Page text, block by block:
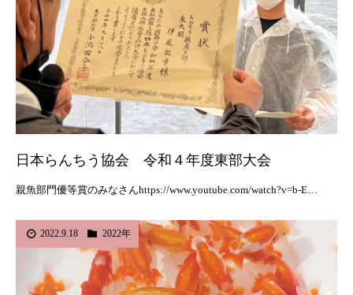
日本らんちう協会 令和４年度東部大会
親魚部門優等賞のみなさんhttps://www.youtube.com/watch?v=b-E…
2022.9.18 2022年